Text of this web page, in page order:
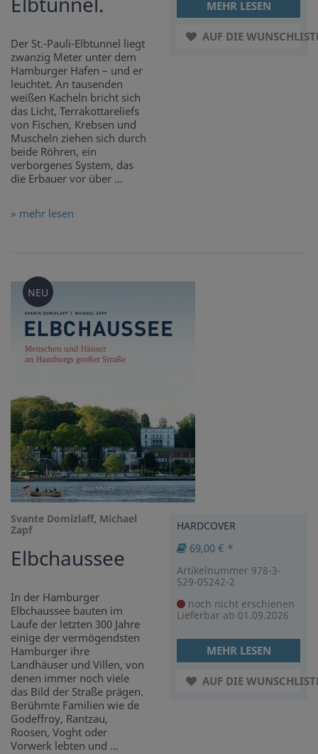
Der St.-Pauli-Elbtunnel liegt
zwanzig Meter unter dem
Hamburger Hafen – und er
leuchtet. An tausenden
weißen Kacheln bricht sich
das Licht, Terrakottareliefs
von Fischen, Krebsen und
Muscheln ziehen sich durch
beide Röhren, ein
verborgenes System, das
die Erbauer vor über ...
» mehr lesen
MEHR LESEN
AUF DIE
NEU
Svante Domizlaff, Michael
Zapf
Elbchaussee
In der Hamburger
Elbchaussee bauten im
Laufe der letzten 300 Jahre
einige der vermögendsten
Hamburger ihre
Landhäuser und Villen, von
denen immer noch viele
das Bild der Straße prägen.
Berühmte Familien wie de
Godeffroy, Rantzau,
Roosen, Voght oder
Vorwerk lebten und ...
HARDCOVER
69,00 € *
Artikelnummer 978-3-
529-05242-2
noch nicht erschienen
Lieferbar ab 01.09.2026
MEHR LESEN
AUF DIE